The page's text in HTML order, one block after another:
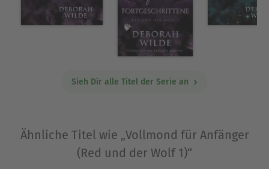
Sieh Dir alle Titel der Serie an
Ähnliche Titel wie „Vollmond für Anfänger
(Red und der Wolf 1)“